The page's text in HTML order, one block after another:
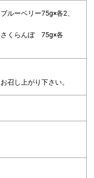
ルーベリー75g×各2、
さくらんぼ 75g×各
召し上がり下さい。